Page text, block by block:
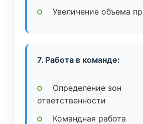
Увеличение объема
7. Работа в команде:
Определение зон
ответственности
Командная работа